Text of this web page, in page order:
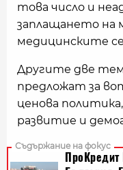
това число и
заплащането на
медицинските
Другите две
предложат за
ценова
развитие и